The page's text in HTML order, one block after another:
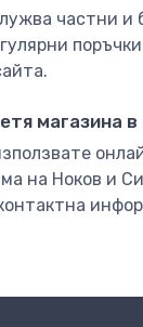
частни и
магазина
на Ноков и